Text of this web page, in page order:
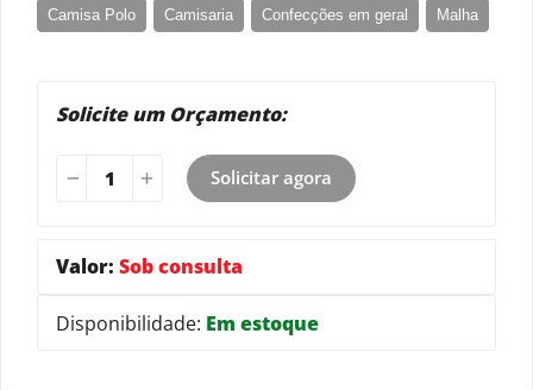
Camisa Polo Camisaria Confecções em geral Malha
Solicite um Orçamento:
Solicitar agora
Valor: Sob consulta
Disponibilidade: Em estoque